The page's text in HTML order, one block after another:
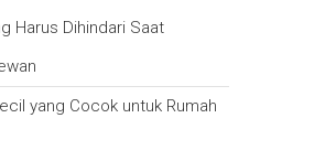
Harus Dihindari Saat
yang Cocok untuk Rumah